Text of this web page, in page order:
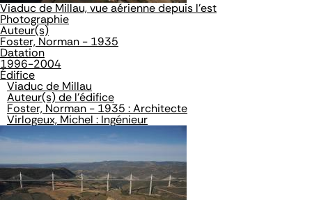
Viaduc de Millau, vue aérienne depuis l'est
Photographie
Auteur(s)
Foster, Norman - 1935
Datation
1996-2004
Édifice
Viaduc de Millau
Auteur(s) de l'édifice
Foster, Norman - 1935 : Architecte
Virlogeux, Michel : Ingénieur